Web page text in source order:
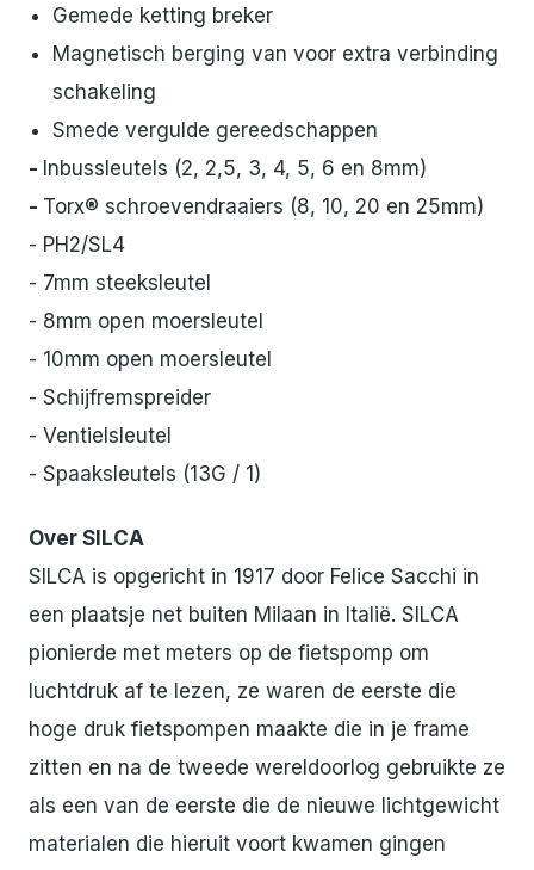
Gemede ketting breker
Magnetisch berging van voor extra verbinding
schakeling
Smede vergulde gereedschappen
- Inbussleutels (2, 2,5, 3, 4, 5, 6 en 8mm)
- Torx® schroevendraaiers (8, 10, 20 en 25mm)
- PH2/SL4
- 7mm steeksleutel
- 8mm open moersleutel
- 10mm open moersleutel
- Schijfremspreider
- Ventielsleutel
- Spaaksleutels (13G / 1)
Over SILCA
SILCA is opgericht in 1917 door Felice Sacchi in
een plaatsje net buiten Milaan in Italië. SILCA
pionierde met meters op de fietspomp om
luchtdruk af te lezen, ze waren de eerste die
hoge druk fietspompen maakte die in je frame
zitten en na de tweede wereldoorlog gebruikte ze
als een van de eerste die de nieuwe lichtgewicht
materialen die hieruit voort kwamen gingen